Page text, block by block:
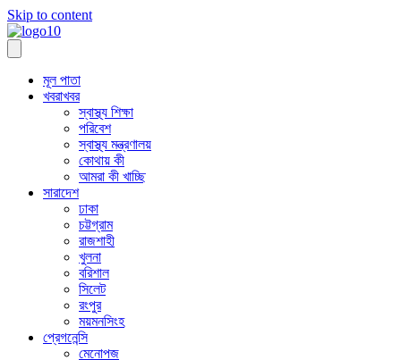
Skip to content
মূল পাতা
খবরাখবর
স্বাস্থ্য শিক্ষা
পরিবেশ
স্বাস্থ্য মন্ত্রণালয়
কোথায় কী
আমরা কী খাচ্ছি
সারাদেশ
ঢাকা
চট্টগ্রাম
রাজশাহী
খুলনা
বরিশাল
সিলেট
রংপুর
ময়মনসিংহ
প্রেগনেন্সি
মেনোপজ